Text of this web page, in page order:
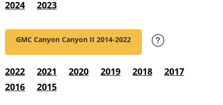
2024 2023
GMC Canyon Canyon II 2014-2022
2022 2021 2020 2019 2018
2017
2016
2015